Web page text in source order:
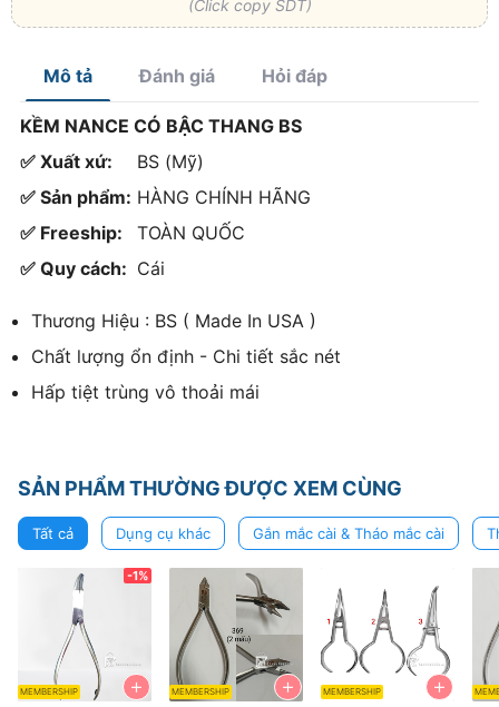
(Click copy SDT)
Mô tả Đánh giá Hỏi đáp
KỀM NANCE CÓ BẬC THANG BS
✅ Xuất xứ:
BS (Mỹ)
✅ Sản phẩm: HÀNG CHÍNH HÃNG
✅ Freeship:
TOÀN QUỐC
✅ Quy cách: Cái
Thương Hiệu : BS ( Made In USA )
Chất lượng ổn định - Chi tiết sắc nét
Hấp tiệt trùng vô thoải mái
SẢN PHẨM THƯỜNG ĐƯỢC XEM CÙNG
Tất cả Dụng cụ khác Gắn mắc cài & Tháo mắc cài
+
-1%
MEMBERSHIP +
MEMBERSHIP +
MEMBERSHIP